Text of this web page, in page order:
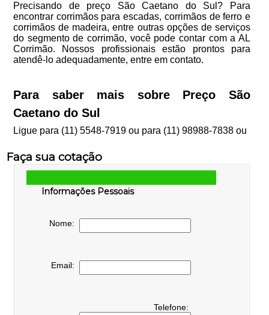
Precisando de preço São Caetano do Sul? Para
encontrar corrimãos para escadas, corrimãos de ferro e
corrimãos de madeira, entre outras opções de serviços
do segmento de corrimão, você pode contar com a AL
Corrimão. Nossos profissionais estão prontos para
atendê-lo adequadamente, entre em contato.
Para saber mais sobre Preço São
Caetano do Sul
Ligue para (11) 5548-7919ou para (11) 98988-7838ou
Faça sua cotação
Informações Pessoais
Nome:
Email:
Telefone: